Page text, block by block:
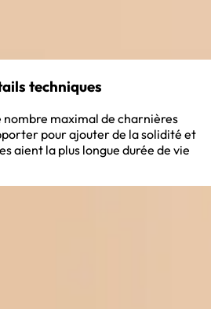
techniques
nombre maximal de charnières
pour ajouter de la solidité et
aient la plus longue durée de vie